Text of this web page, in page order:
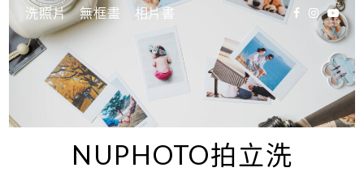
至
主
要
容
洗照片 無框畫 相片書
NUPHOTO拍立洗